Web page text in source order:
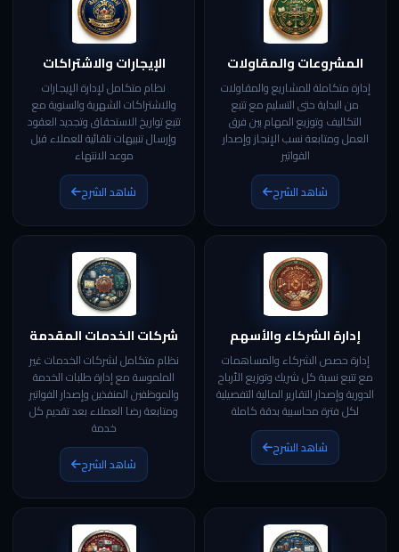
المشروعات والمقاولات
إدارة متكاملة للمشاريع والمقاولات
من البداية حتى التسليم مع تتبع
التكاليف وتوزيع المهام بين فرق
العمل ومتابعة نسب الإنجاز وإصدار
الفواتير
شاهد الشرح
الإيجارات والاشتراكات
نظام متكامل لإدارة الإيجارات
والاشتراكات الشهرية والسنوية مع
تتبع تواريخ الاستحقاق وتجديد العقود
وإرسال تنبيهات تلقائية للعملاء قبل
موعد الانتهاء
شاهد الشرح
إدارة الشركاء والأسهم
إدارة حصص الشركاء والمساهمات
مع تتبع نسبة كل شريك وتوزيع الأرباح
الدورية وإصدار التقارير المالية التفصيلية
لكل فترة محاسبية بدقة كاملة
شاهد الشرح
شركات الخدمات المقدمة
نظام متكامل لشركات الخدمات غير
الملموسة مع إدارة طلبات الخدمة
والموظفين المنفذين وإصدار الفواتير
ومتابعة رضا العملاء بعد تقديم كل
خدمة
شاهد الشرح